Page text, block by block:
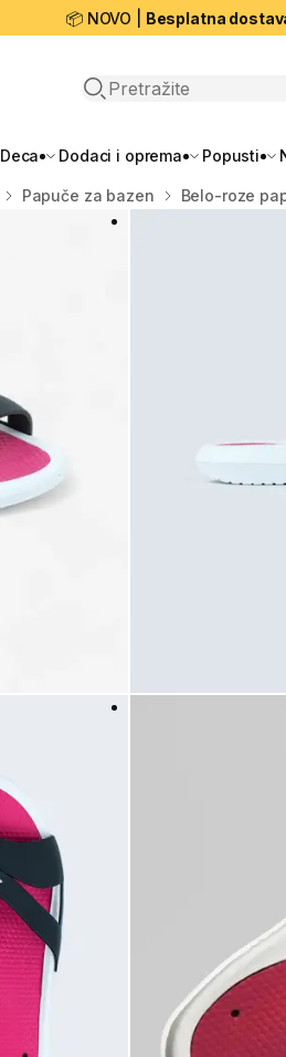
📦 NOVO | Besplatna
Open search
Deca Dodaci i oprema Popusti
Papuče za bazen Belo-roze